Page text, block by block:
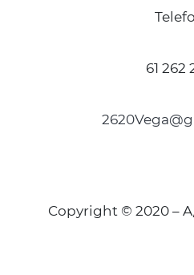
61 262
Copyright © 2020 –